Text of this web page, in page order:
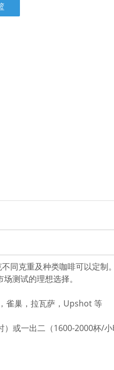
同克重及种类咖啡可以定制
测试的理想选择。
雀巢，拉瓦萨，Upshot 等
或一出二（1600-2000杯/